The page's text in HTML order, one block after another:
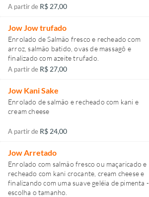
A partir de R$ 27,00
Jow Jow trufado
Enrolado de Salmão fresco e recheado com
arroz, salmão batido, ovas de massagô e
finalizado com azeite trufado.
A partir de R$ 27,00
Jow Kani Sake
Enrolado de salmão e recheado com kani e
cream cheese
A partir de R$ 24,00
Jow Arretado
Enrolado com salmão fresco ou maçaricado e
recheado com kani crocante, cream cheese e
finalizando com uma suave geléia de pimenta -
escolha o tamanho.